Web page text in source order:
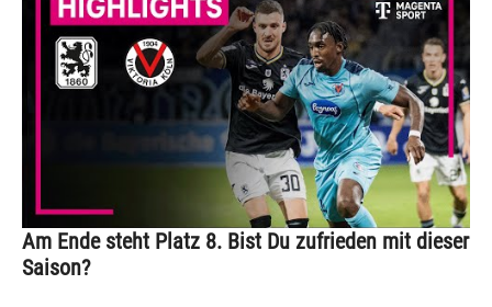
Am Ende steht Platz 8. Bist Du zufrieden mit dieser
Saison?